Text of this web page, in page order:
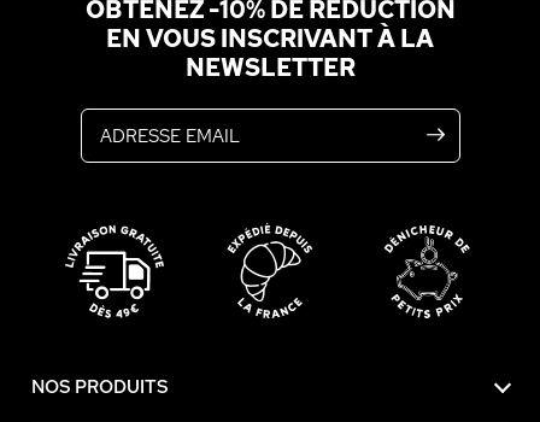
OBTENEZ -10% DE RÉDUCTION
EN VOUS INSCRIVANT À LA
NEWSLETTER
NOS PRODUITS